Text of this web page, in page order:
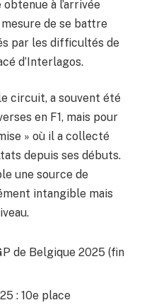
à l’arrivée
de se battre
par les difficultés de
d’Interlagos.
circuit, a souvent été
en F1, mais pour
» où il a collecté
depuis ses débuts.
une source de
intangible mais
de Belgique 2025 (fin
: 10e place